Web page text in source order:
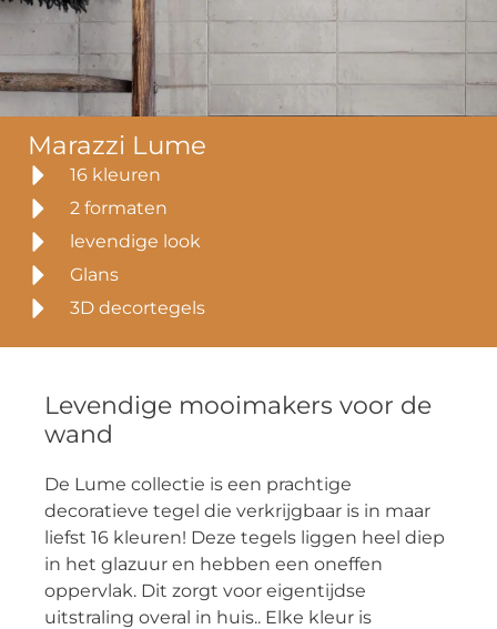
Levendige mooimakers voor de
wand
De Lume collectie is een prachtige
decoratieve tegel die verkrijgbaar is in maar
liefst 16 kleuren! Deze tegels liggen heel diep
in het glazuur en hebben een oneffen
oppervlak. Dit zorgt voor eigentijdse
uitstraling overal in huis.. Elke kleur is
Marazzi Lume
16 kleuren
2 formaten
levendige look
Glans
3D decortegels